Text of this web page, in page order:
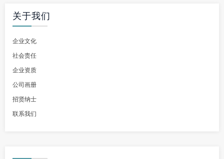
关于我们
企业文化
社会责任
企业资质
公司画册
招贤纳士
联系我们